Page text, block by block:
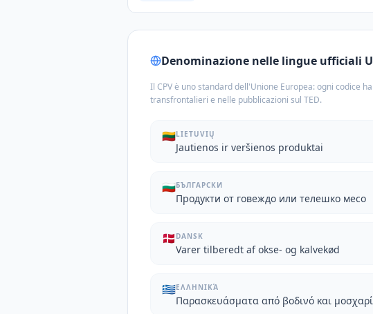
Denominazione nelle lingue ufficiali
Il CPV è uno standard dell'Unione Europea: ogni codice
transfrontalieri e nelle pubblicazioni sul TED.
🇱🇹LIETUVIŲ
Jautienos ir veršienos produktai
🇧🇬БЪЛГАРСКИ
Продукти от говеждо или телешко месо
🇩🇰 DANSK
Varer tilberedt af okse- og kalvekød
🇬🇷ΕΛΛΗΝΙΚΆ
Παρασκευάσματα από βοδινό και